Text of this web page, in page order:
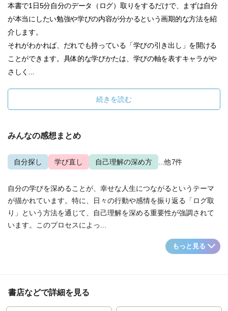
本書で1日5分自分のデータ（ログ）取りをするだけで、まずは自分
が本当にしたい勉強や学びの内容が分かるという画期的な方法を紹
介します。
それがわかれば、だれでも持っている「学びの引き出し」を開ける
ことができます。具体的な学びかたは、学びの軸を表すキャラがや
さしく...
続きを読む
みんなの感想まとめ
自分探し 学び直し 自己理解の深め方 ...他7件
自分の学びを深めることが、幸せな人生につながるというテーマ
が描かれています。特に、日々の行動や感情を振り返る「ログ取
り」という方法を通じて、自己理解を深める重要性が強調されて
います。このプロセスによっ...
もっと見る
書店などで詳細を見る